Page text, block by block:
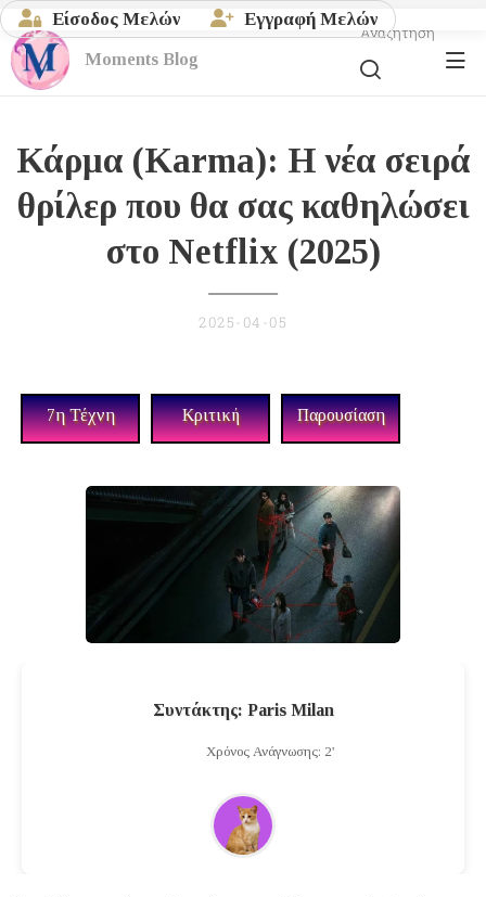
Είσοδος Μελών Εγγραφή Μελών
Moments Blog
Αναζήτηση
Κάρμα (Karma): Η νέα σειρά
θρίλερ που θα σας καθηλώσει
στο Netflix (2025)
2025-04-05
7η Τέχνη Κριτική Παρουσίαση
Συντάκτης: Paris Milan
Χρόνος Ανάγνωσης: 2'